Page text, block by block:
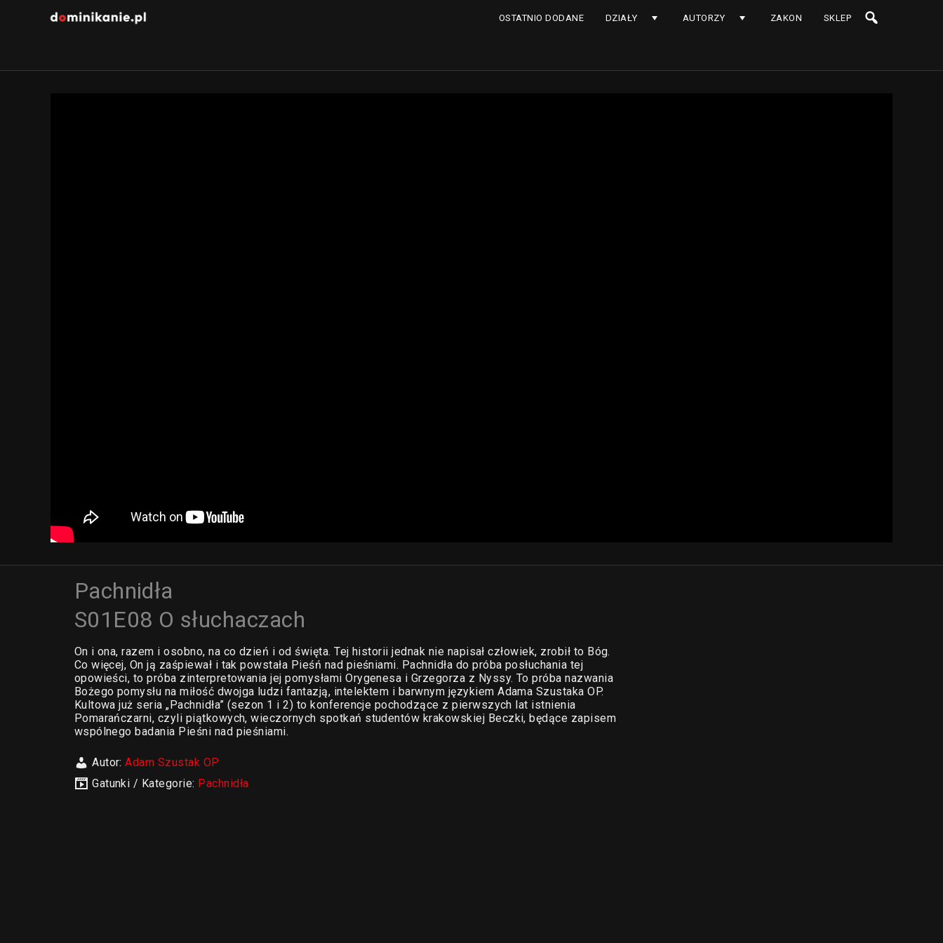
OSTATNIO DODANE DZIAŁY AUTORZY ZAKON SKLEP
Pachnidła
S01E08 O słuchaczach
On i ona, razem i osobno, na co dzień i od święta. Tej historii jednak nie napisał człowiek, zrobił to Bóg.
Co więcej, On ją zaśpiewał i tak powstała Pieśń nad pieśniami. Pachnidła do próba posłuchania tej
opowieści, to próba zinterpretowania jej pomysłami Orygenesa i Grzegorza z Nyssy. To próba nazwania
Bożego pomysłu na miłość dwojga ludzi fantazją, intelektem i barwnym językiem Adama Szustaka OP.
Kultowa już seria „Pachnidła” (sezon 1 i 2) to konferencje pochodzące z pierwszych lat istnienia
Pomarańczarni, czyli piątkowych, wieczornych spotkań studentów krakowskiej Beczki, będące zapisem
wspólnego badania Pieśni nad pieśniami.
Autor:Adam Szustak OP
Gatunki / Kategorie: Pachnidła